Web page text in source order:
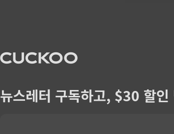
CUCKOO America
뉴스레터 구독하고, $30 할인